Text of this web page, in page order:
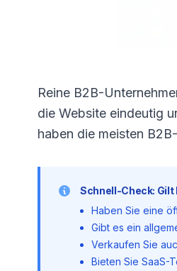
Reine B2B-
die Website eindeutig
haben die meisten
Schnell-Check: Gilt
Haben Sie eine
Gibt es ein
Verkaufen Sie
Bieten Sie SaaS-